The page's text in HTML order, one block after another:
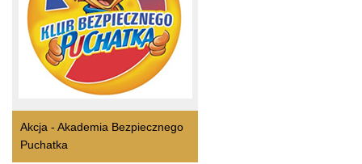
Akcja - Akademia Bezpiecznego
Puchatka